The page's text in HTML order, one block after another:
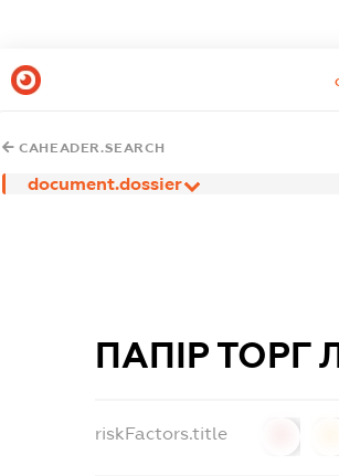
CAHEADER.SEARCH
document.dossier
ПАПІР ТОРГ
riskFactors.title